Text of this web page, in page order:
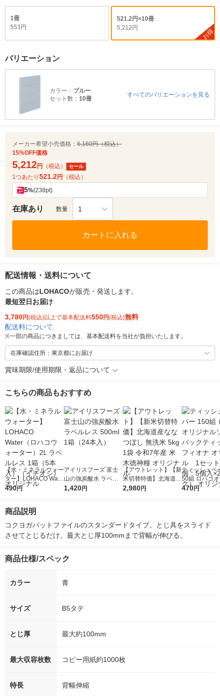
1冊
553円
521.2円×10冊
5,212円
お得
バリエーション
カラー： ブルー
セット数： 10冊
すべてのバリエーションを見る
メーカー希望小売価格： 6,160円（税込）
15%OFF価格
5,212円 （税込） セール
1つあたり 521.2円 （税込）
5%(238pt)
在庫あり 数量 1
カートに入れる
配送情報・送料について
この商品はLOHACOが販売・発送します。
最短翌日お届け
3,780円(税込)以上で基本配送料550円(税込)無料
配送料について
※一部の商品につきましては、基本配送料を当社が負担いたします。
在庫確認住所：東京都にお届け
賞味期限/使用期限・返品について
こちらの商品もおすすめ
【水・ミネラルウォー
ター】LOHACO Wate
r（ロハコウォータ
シ） オリジナル
490円
アイリスフーズ 富士
山の強炭酸水 ラベル
レス 500ml 1箱（24
1,420円
【アウトレット】【新
米切替特価】北海道産
ななつぼし 無洗米 5k
2,980円
ティッシュペ
50組 ロハコ
ルソフトパッ
オリジナル
470円
商品説明
コクヨガバットファイルのスタンダードタイプ。とじ具をスライド
させてとじるだけ。最大とじ厚100mmまで背幅が伸びる。
商品仕様/スペック
カラー 青
サイズ B5タテ
とじ厚 最大約100mm
最大収容枚数 コピー用紙約1000枚
特長 背幅伸縮